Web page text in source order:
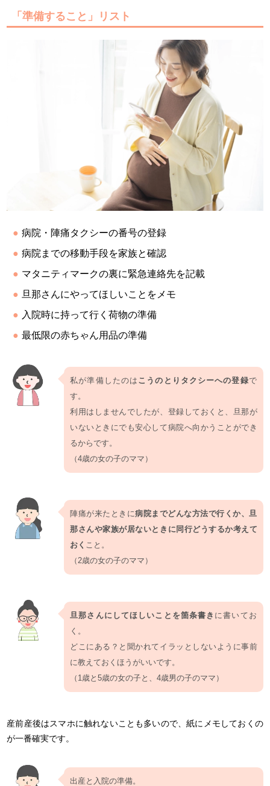
「準備すること」リスト
病院・陣痛タクシーの番号の登録
病院までの移動手段を家族と確認
マタニティマークの裏に緊急連絡先を記載
旦那さんにやってほしいことをメモ
入院時に持って行く荷物の準備
最低限の赤ちゃん用品の準備
私が準備したのは こうのとりタクシーへの登録で
す。
利用はしませんでしたが、登録しておくと、旦那が
いないときにでも安心して病院へ向かうことができ
るからです。
（4歳の女の子のママ）
陣痛が来たときに病院までどんな方法で行くか、旦
那さんや家族が居ないときに同行どうするか考えて
おく こと。
（2歳の女の子のママ）
旦那さんにしてほしいことを箇条書き に書いてお
く。
どこにある？と聞かれてイラッとしないように事前
に教えておくほうがいいです。
（1歳と5歳の女の子と、4歳男の子のママ）
産前産後はスマホに触れないことも多いので、紙にメモしておくの
が一番確実です。
出産と入院の準備。